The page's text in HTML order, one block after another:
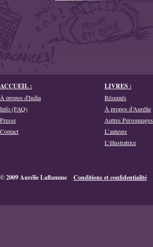
ACCUEIL :
À propos d'India
Info (FAQ)
Presse
Contact
LIVRES :
Résumés
À propos d’Aurélie
Autres Personnages
L’auteure
L’illustratrice
© 2009 Aurélie Laflamme Conditions et confidentialité